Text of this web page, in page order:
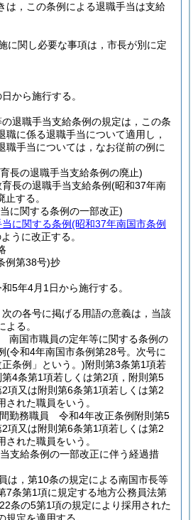
は，この条例による退職手当は支給
に関し必要な事項は，市長が別に定
から施行する。
退職手当支給条例の規定は，この条
職に係る退職手当について適用し，
職手当については，なお従前の例に
長の退職手当支給条例の廃止)
長の退職手当支給条例(昭和37年南
止する。
に関する条例の一部改正)
に関する条例(昭和37年南国市条例
うに改正する。
例第38号)抄
5年4月1日から施行する。
の各号に掲げる用語の意義は，当該
る。
南国市職員の定年等に関する条例の
(令和4年南国市条例第28号。次号に
条例」という。)附則第3条第1項若
4条第1項若しくは第2項，附則第5
項又は附則第6条第1項若しくは第2
れた職員をいう。
勤務職員 令和4年改正条例附則第5
項又は附則第6条第1項若しくは第2
れた職員をいう。
支給条例の一部改正に伴う経過措
は，第10条の規定による南国市長等
7条第1項に規定する地方公務員法第
条の5第1項の規定により採用された